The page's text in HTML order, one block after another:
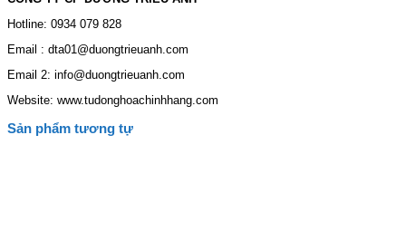
Hotline: 0934 079 828
Email : dta01@duongtrieuanh.com
Email 2: info@duongtrieuanh.com
Website: www.tudonghoachinhhang.com
Sản phẩm tương tự